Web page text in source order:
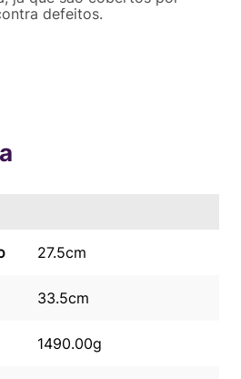
defeitos.
27.5cm
33.5cm
1490.00g